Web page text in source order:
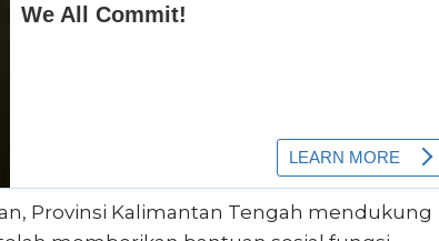
Provinsi Kalimantan Tengah mendukung